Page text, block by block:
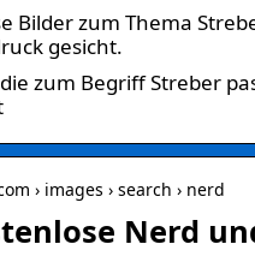
Bilder zum Thema
gesicht.
zum Begriff Streber
› images › search › nerd
Nerd